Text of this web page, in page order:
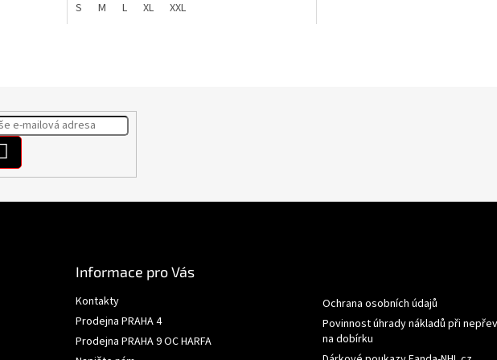
z
S M L XL XXL
Informace pro Vás
Kontakty
Prodejna PRAHA 4
Prodejna PRAHA 9 OC HARFA
Ochrana osobních údajů
Povinnost úhrady nákladů při
na dobírku
SE